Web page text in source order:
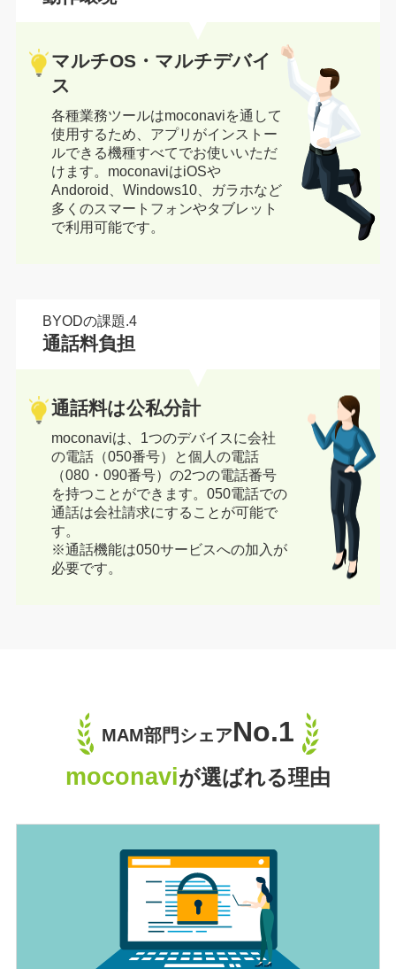
マルチOS・マルチデバイ
ス
各種業務ツールはmoconaviを通して
使用するため、アプリがインストー
ルできる機種すべてでお使いいただ
けます。moconaviはiOSや
Andoroid、Windows10、ガラホなど
多くのスマートフォンやタブレット
で利用可能です。
BYODの課題.4
通話料負担
通話料は公私分計
moconaviは、1つのデバイスに会社
の電話（050番号）と個人の電話
（080・090番号）の2つの電話番号
を持つことができます。050電話での
通話は会社請求にすることが可能で
す。
※通話機能は050サービスへの加入が
必要です。
MAM部門シェアNo.1
moconaviが選ばれる理由